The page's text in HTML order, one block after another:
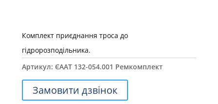
Комплект приєднання троса до
гідророзподільника.
Артикул: ЄААТ 132-054.001 Ремкомплект
Замовити дзвінок